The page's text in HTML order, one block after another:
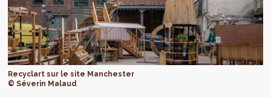
Recyclart sur le site Manchester
© Séverin Malaud